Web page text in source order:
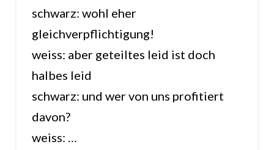
schwarz: wohl eher
gleichverpflichtigung!
weiss: aber geteiltes leid ist doch
halbes leid
schwarz: und wer von uns profitiert
davon?
weiss: …